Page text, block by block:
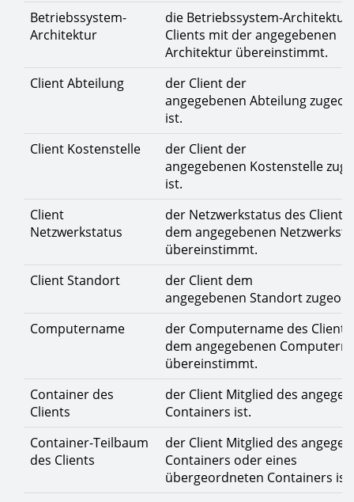
Betriebssystem-
Architektur
die Betriebssystem-Architektur
Clients mit der angegebenen
Architektur übereinstimmt.
Client Abteilung
der Client der
angegebenen Abteilung
ist.
Client Kostenstelle
der Client der
angegebenen Kostenstelle
ist.
Client
Netzwerkstatus
der Netzwerkstatus des Client
dem angegebenen
übereinstimmt.
Client Standort
der Client dem
angegebenen Standort
Computername
der Computername des
dem angegebenen
übereinstimmt.
Container des
Clients
der Client Mitglied des
Containers ist.
Container-Teilbaum
des Clients
der Client Mitglied des
Containers oder eines
übergeordneten Containers ist.